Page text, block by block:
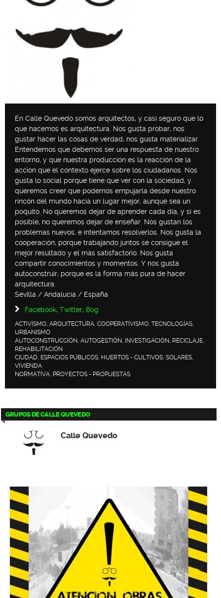
En Calle Quevedo somos arquitectos, y casi seguro que lo
que hacemos es arquitectura. Nos gusta probar, nos
gustar hacer las cosas de verdad, nos gusta materializar.
Entendemos que debemos ser una respuesta de nuestro
entorno, y que nuestra producción es la reacción de la
acción que el contexto ejerce sobre los ciudadanos. Nos
gusta lo social porque tiene que ver con la sociedad, y
queremos creer que podemos empujarla desde nuestro
rincón del mundo hacía un lugar mejor, aunque sea un
poquito. No queremos dejar de aprender cada día, y si es
posible, no queremos dejar de enseñar. Nos gustan los
problemas nuevos, e intentamos resolverlos. Nos gusta la
cooperación, porque trabajando juntos se consigue el
mejor resultado y el más satisfactorio. Nos gusta
compartir conocimientos y momentos. Y nos gusta
autoconstruir, porque es la forma más pura de hacer
arquitectura.
Sevilla / Andalucía / España
Facebook, Twitter, Bog
ACTIVISMO, ARQUITECTURA, COOPERATIVISMO, TECNOLOGÍAS,
URBANISMO
AUTOCONSTRUCCIÓN, AUTOGESTIÓN, INVESTIGACIÓN, RECICLAJE,
REHABILITACIÓN
CIUDAD, ESPACIOS PÚBLICOS, HUERTOS - CULTIVOS, SOLARES,
VIVIENDA
NORMATIVA, PROYECTOS - PROPUESTAS
GRUPOS DE CALLE QUEVEDO
Calle Quevedo